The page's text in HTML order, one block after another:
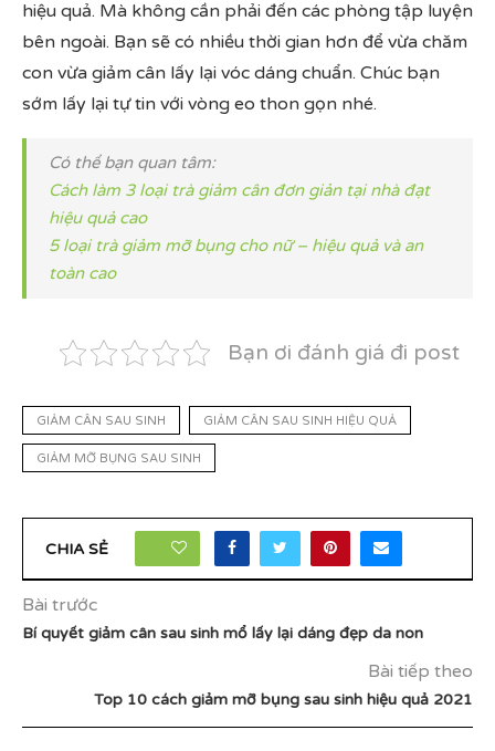
hiệu quả. Mà không cần phải đến các phòng tập luyện
bên ngoài. Bạn sẽ có nhiều thời gian hơn để vừa chăm
con vừa giảm cân lấy lại vóc dáng chuẩn. Chúc bạn
sớm lấy lại tự tin với vòng eo thon gọn nhé.
Có thể bạn quan tâm:
Cách làm 3 loại trà giảm cân đơn giản tại nhà đạt
hiệu quả cao
5 loại trà giảm mỡ bụng cho nữ – hiệu quả và an
toàn cao
Bạn ơi đánh giá đi post
GIẢM CÂN SAU SINH GIẢM CÂN SAU SINH HIỆU QUẢ
GIẢM MỠ BỤNG SAU SINH
CHIA SẺ
Bài trước
Bí quyết giảm cân sau sinh mổ lấy lại dáng đẹp da non
Bài tiếp theo
Top 10 cách giảm mỡ bụng sau sinh hiệu quả 2021